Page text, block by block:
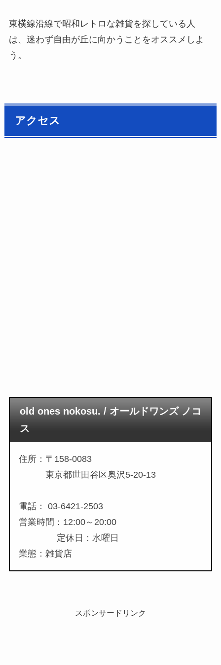
東横線沿線で昭和レトロな雑貨を探している人
は、迷わず自由が丘に向かうことをオススメしよ
う。
アクセス
old ones nokosu. / オールドワンズ ノコ
ス
住所：〒158-0083
東京都世田谷区奥沢5-20-13
電話： 03-6421-2503
営業時間：12:00～20:00
定休日：水曜日
業態：雑貨店
スポンサードリンク